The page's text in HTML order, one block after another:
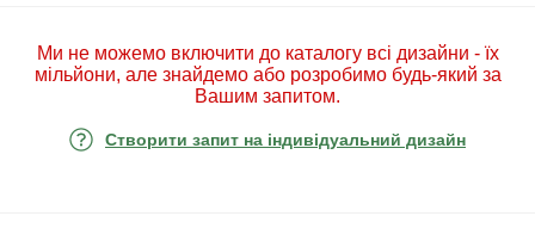
Ми не можемо включити до каталогу всі дизайни - їх
мільйони, але знайдемо або розробимо будь-який за
Вашим запитом.
Створити запит на індивідуальний дизайн